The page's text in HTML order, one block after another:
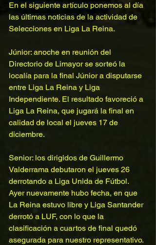
En el siguiente artículo ponemos al día
las últimas noticias de la actividad de
Selecciones en Liga La Reina.
Júnior: anoche en reunión del
Directorio de Limayor se sorteó la
localía para la final Júnior a disputarse
entre Liga La Reina y Liga
Independiente. El resultado favoreció a
Liga La Reina, que jugará la final en
calidad de local el jueves 17 de
diciembre.
Senior: los dirigidos de Guillermo
Valderrama debutaron el jueves 26
derrotando a Liga Unida de Fútbol.
Ayer nuevamente hubo fecha, en que
La Reina estuvo libre y Liga Santander
derrotó a LUF, con lo que la
clasificación a cuartos de final quedó
asegurada para nuestro representativo.